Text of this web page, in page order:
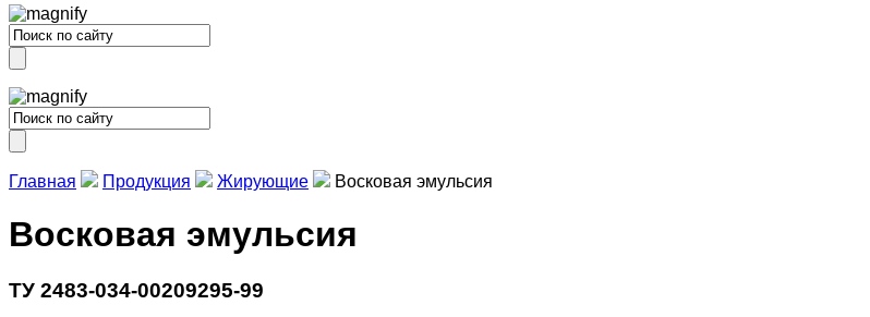
Главная Продукция Жирующие Восковая эмульсия
Восковая эмульсия
ТУ 2483-034-00209295-99